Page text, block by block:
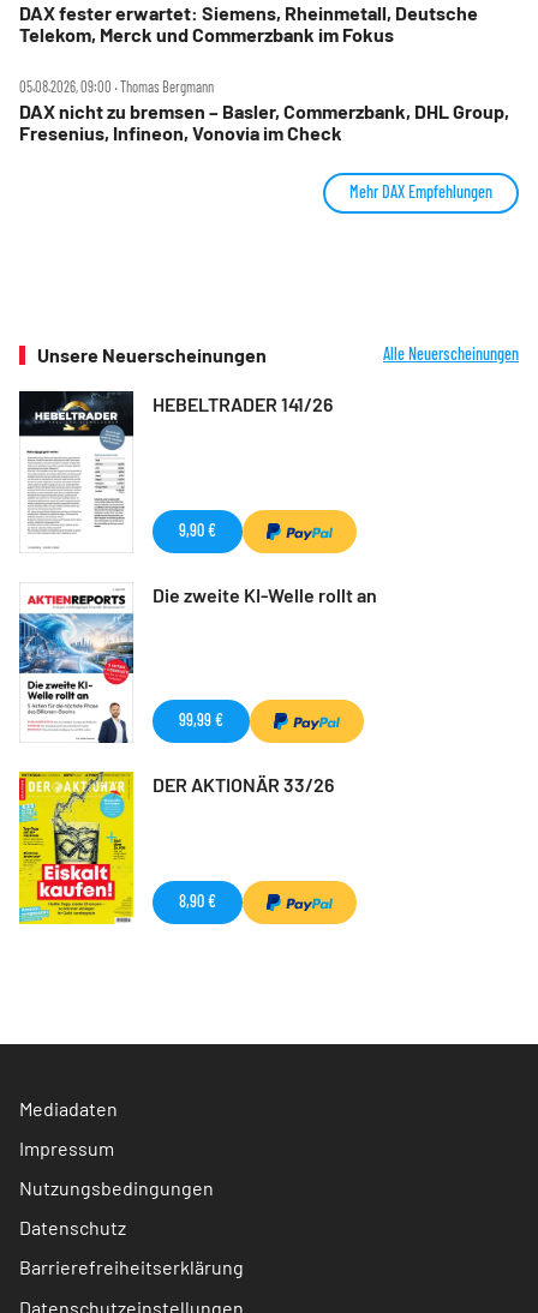
DAX fester erwartet: Siemens, Rheinmetall, Deutsche
Telekom, Merck und Commerzbank im Fokus
05.08.2026, 09:00 ‧ Thomas Bergmann
DAX nicht zu bremsen – Basler, Commerzbank, DHL Group,
Fresenius, Infineon, Vonovia im Check
Mehr DAX Empfehlungen
Unsere Neuerscheinungen Alle Neuerscheinungen
HEBELTRADER 141/26
9,90 €
Die zweite KI-Welle rollt an
99,99 €
DER AKTIONÄR 33/26
8,90 €
Mediadaten
Impressum
Nutzungsbedingungen
Datenschutz
Barrierefreiheitserklärung
Datenschutzeinstellungen